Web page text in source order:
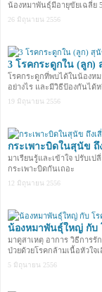
น้องหมาพันธุ์มีอายุขัยเฉลี่ย
26 มิถุนายน 2556
3 โรคกระดูกใน (ลูก)
โรคกระดูกที่พบได้ในน้องห
อย่างไร และมีวิธีป้องกันได้
19 มิถุนายน 2556
กระเพาะบิดในสุนัข ถึ
มาเรียนรู้และเข้าใจ ปรับเป
กระเพาะบิดกันเถอะ
12 มิถุนายน 2556
น้องหมาพันธุ์ใหญ่ กับ
มาดูสาเหตุ อาการ วิธีการรั
ป่วยด้วยโรคกล้ามเนื้อหัวใจ
5 มิถุนายน 2556